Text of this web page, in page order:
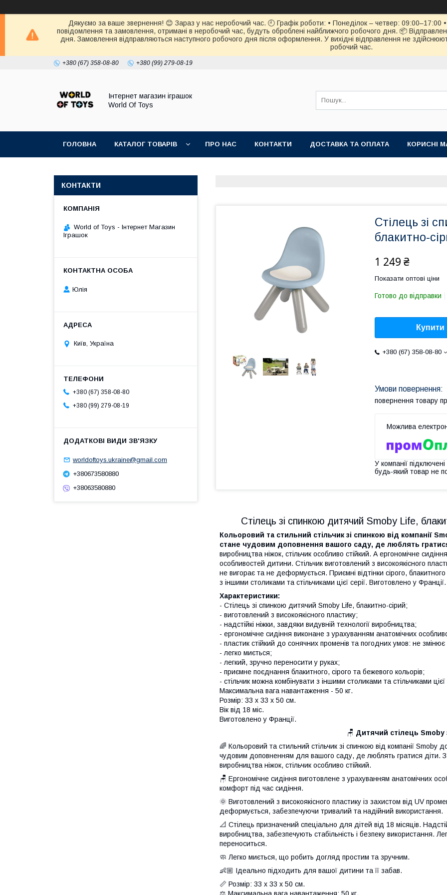
Дякуємо за ваше звернення! 😊 Зараз у нас неробочий час. 🕘 Графік роботи: • Понеділок – четвер: 09:00–17:00
повідомлення та замовлення, отримані в неробочий час, будуть оброблені найближчого робочого дня. 📦
дня. Замовлення відправляються наступного робочого дня після оформлення. У вихідні відправлення не
робочий час.
+380 (67) 358-08-80 +380 (99) 279-08-19
Інтернет магазин іграшок
World Of Toys
ГОЛОВНА КАТАЛОГ ТОВАРІВ ПРО НАС КОНТАКТИ ДОСТАВКА ТА ОПЛАТА КОРИСНІ
Стілець зі
блакитно-
1 249 ₴
Показати оптові ціни
Готово до відправки
Купити
+380 (67) 358-08-80
повернення товару
У компанії
будь-який товар не
Стілець зі спинкою дитячий Smoby Life,
Кольоровий та стильний стільчик зі спинкою від компанії
стане чудовим доповнення вашого саду, де люблять
виробництва ніжок, стільчик особливо стійкий. А ергономічне
особливостей дитини. Стільчик виготовлений з високоякісного
не вигорає та не деформується. Приємні відтінки сірого,
з іншими столиками та стільчиками цієї серії. Виготовлено у Франції.
Характеристики:
- Стілець зі спинкою дитячий Smoby Life, блакитно-сірий;
- виготовлений з високоякісного пластику;
- надстійкі ніжки, завдяки видувній технології виробництва;
- ергономічне сидіння виконане з урахуванням анатомічних
- пластик стійкий до сонячних променів та погодних умов: не
- легко миється;
- легкий, зручно переносити у руках;
- приємне поєднання блакитного, сірого та бежевого кольорів;
- стільчик можна комбінувати з іншими столиками та стільчиками цієї
Максимальна вага навантаження - 50 кг.
Розмір: 33 х 33 х 50 см.
Вік від 18 міс.
Виготовлено у Франції.
🪑 Дитячий стілець Smoby
🌈 Кольоровий та стильний стільчик зі спинкою від компанії
чудовим доповненням для вашого саду, де люблять гратися діти.
виробництва ніжок, стільчик особливо стійкий.
🪑 Ергономічне сидіння виготовлене з урахуванням анатомічних
комфорт під час сидіння.
🌞 Виготовлений з високоякісного пластику із захистом від UV
деформується, забезпечуючи тривалий та надійний використання.
📐 Стілець призначений спеціально для дітей від 18 місяців.
виробництва, забезпечують стабільність і безпеку використання.
переноситься.
🧼 Легко миється, що робить догляд простим та зручним.
👶🏼 Ідеально підходить для вашої дитини та її забав.
📏 Розмір: 33 х 33 х 50 см.
⚖️ Максимальна вага навантаження: 50 кг.
КОНТАКТИ
World of Toys - Інтернет Магазин
Іграшок
Юлія
Київ, Україна
+380 (67) 358-08-80
+380 (99) 279-08-19
worldoftoys.ukraine@gmail.com
+380673580880
+38063580880